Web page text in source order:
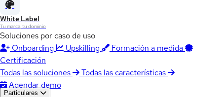
White Label
Tu marca, tu dominio
Soluciones por caso de uso
Onboarding
Upskilling
Formación a medida
Certificación
Todas las soluciones
Todas las características
Agendar demo
Particulares